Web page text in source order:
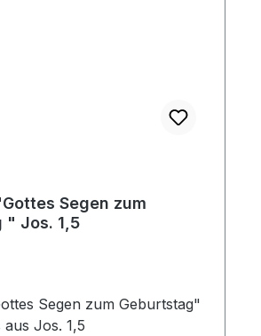
Segen zum
" Jos. 1,5
Segen zum Geburtstag"
aus Jos. 1,5